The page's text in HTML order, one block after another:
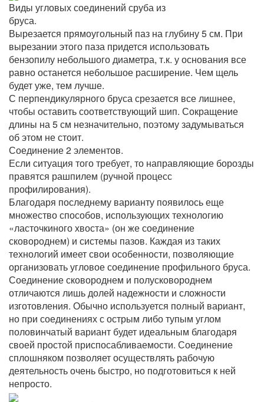
Виды угловых соединений сруба из
бруса.
Вырезается прямоугольный паз на глубину 5 см. При
вырезании этого паза придется использовать
бензопилу небольшого диаметра, т.к. у основания все
равно останется небольшое расширение. Чем щель
будет уже, тем лучше.
С перпендикулярного бруса срезается все лишнее,
чтобы оставить соответствующий шип. Сокращение
длины на 5 см незначительно, поэтому задумываться
об этом не стоит.
Соединение 2 элементов.
Если ситуация того требует, то направляющие борозды
правятся рашпилем (ручной процесс
профилирования).
Благодаря последнему варианту появилось еще
множество способов, использующих технологию
«ласточкиного хвоста» (он же соединение
сковороднем) и системы пазов. Каждая из таких
технологий имеет свои особенности, позволяющие
организовать угловое соединение профильного бруса.
Соединение сковороднем и полусковороднем
отличаются лишь долей надежности и сложности
изготовления. Обычно используется полный вариант,
но при соединениях с острым либо тупым углом
половинчатый вариант будет идеальным благодаря
своей простой приспосабливаемости. Соединение
сплошняком позволяет осуществлять рабочую
деятельность очень быстро, но подготовиться к ней
непросто.